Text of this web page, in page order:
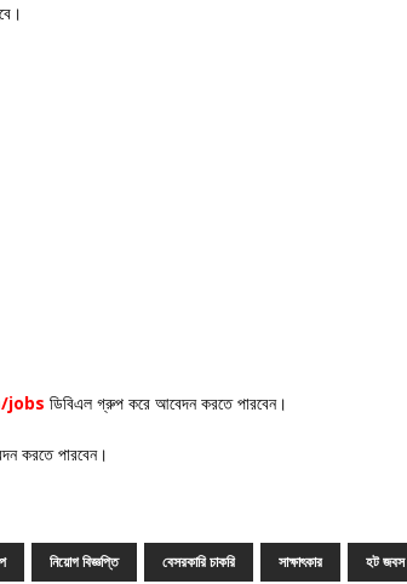
jobs ডিবিএল গ্রুপ করে আবেদন করতে পারবেন।
করতে পারবেন।
নিয়োগ বিজ্ঞপ্তি বেসরকারি চাকরি সাক্ষাৎকার হট জবস